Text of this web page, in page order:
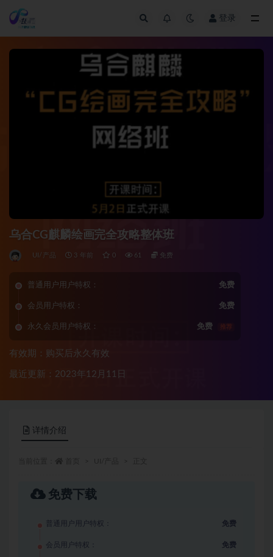
登录
乌合CG麒麟绘画完全攻略整体班
UI/产品 3 年前 0 61 免费
普通用户用户特权： 免费
会员用户特权： 免费
永久会员用户特权： 免费 推荐
有效期：购买后永久有效
最近更新：2023年12月11日
详情介绍
免费下载
普通用户用户特权： 免费
会员用户特权： 免费